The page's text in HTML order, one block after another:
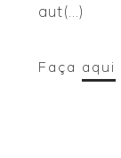
aut(...)
Faça aqui